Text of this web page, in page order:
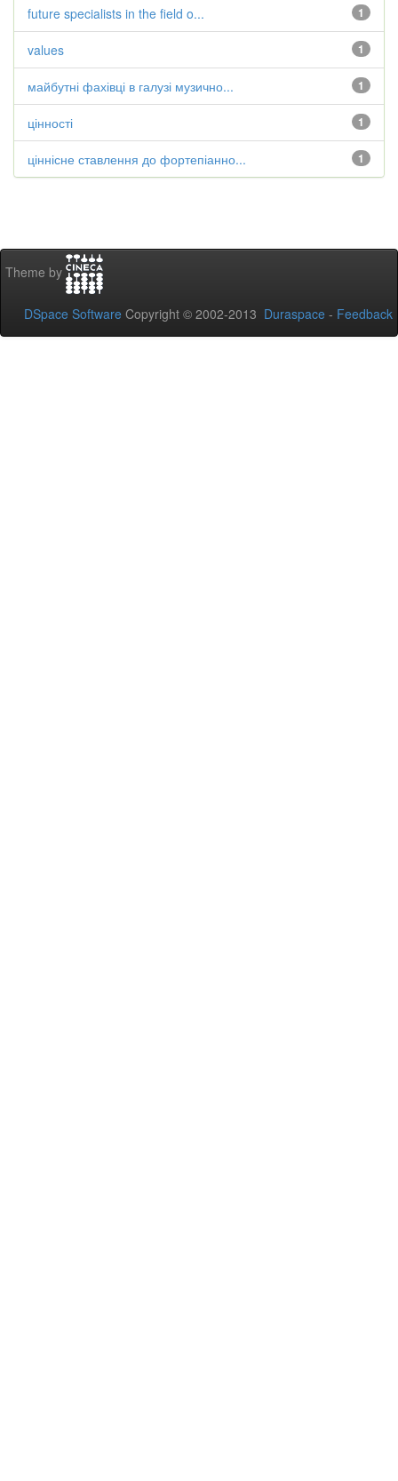
1
future specialists in the field o...
1
values
1
майбутні фахівці в галузі музично...
1
цінності
1
ціннісне ставлення до фортепіанно...
Theme by
DSpace Software Copyright © 2002-2013 Duraspace - Feedback